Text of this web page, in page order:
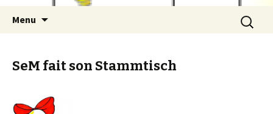
Menu
SeM fait son Stammtisch